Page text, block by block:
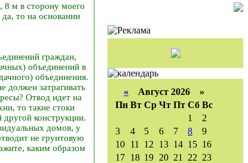
8 м в сторону моего
то на основании
граждан,
объединений в
объединения.
должен затрагивать
Отвод идет на
то такие стоки
конструкции.
домов, у
не грунтовую
каким образом
« Август 2026 »
Пн Вт Ср Чт Пт Сб Вс
1
2
3
4 5 6 7 8
9
10 11 12 13 14 15 16
17 18 19 20 21 22 23